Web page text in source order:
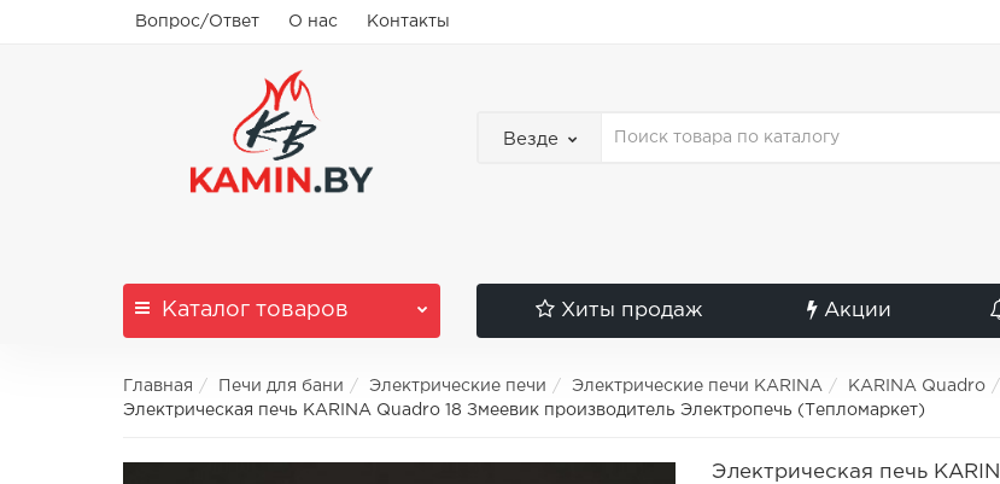
Вопрос/Ответ О нас Контакты
Везде
Каталог товаров Хиты продаж Акции
Главная Печи для бани Электрические печи Электрические печи KARINA
KARINA Quadro
Электрическая печь KARINA Quadro 18 Змеевик производитель Электропечь (Тепломаркет)
Электрическая печь